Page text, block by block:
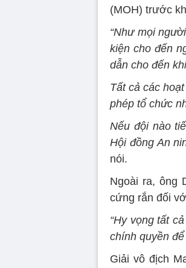
(MOH) trước
“Như mọi
kiện cho đến
dẫn cho đến
Tất cả các
phép tổ chức
Nếu đội nào
Hội đồng An
nói.
Ngoài ra, ông
cứng rắn đối
“Hy vọng tất
chính quyền
Giải vô địch